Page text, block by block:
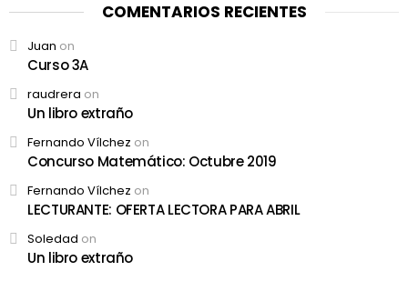
COMENTARIOS RECIENTES
Juan on
Curso 3A
raudrera on
Un libro extraño
Fernando Vílchez on
Concurso Matemático: Octubre 2019
Fernando Vílchez on
LECTURANTE: OFERTA LECTORA PARA ABRIL
Soledad on
Un libro extraño